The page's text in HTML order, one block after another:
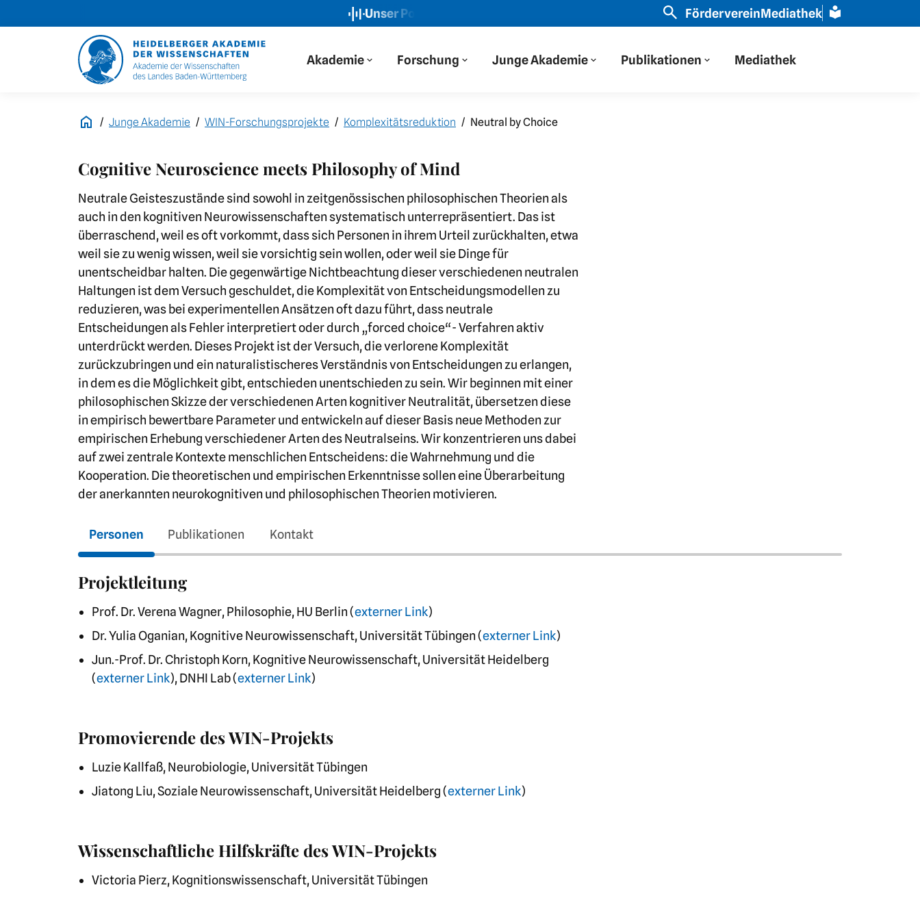
Unser Podcast: Der Blaue Salon Neue Folge: „Wir haben auf Osteuropa durch eine russische Brille
FördervereinMediathek
Akademie Forschung Junge Akademie Publikationen Mediathek
Junge Akademie WIN-Forschungsprojekte Komplexitätsreduktion Neutral by Choice
Cognitive Neuroscience meets Philosophy of Mind
Neutrale Geisteszustände sind sowohl in zeitgenössischen philosophischen Theorien als
auch in den kognitiven Neurowissenschaften systematisch unterrepräsentiert. Das ist
überraschend, weil es oft vorkommt, dass sich Personen in ihrem Urteil zurückhalten, etwa
weil sie zu wenig wissen, weil sie vorsichtig sein wollen, oder weil sie Dinge für
unentscheidbar halten. Die gegenwärtige Nichtbeachtung dieser verschiedenen neutralen
Haltungen ist dem Versuch geschuldet, die Komplexität von Entscheidungsmodellen zu
reduzieren, was bei experimentellen Ansätzen oft dazu führt, dass neutrale
Entscheidungen als Fehler interpretiert oder durch „forced choice“- Verfahren aktiv
unterdrückt werden. Dieses Projekt ist der Versuch, die verlorene Komplexität
zurückzubringen und ein naturalistischeres Verständnis von Entscheidungen zu erlangen,
in dem es die Möglichkeit gibt, entschieden unentschieden zu sein. Wir beginnen mit einer
philosophischen Skizze der verschiedenen Arten kognitiver Neutralität, übersetzen diese
in empirisch bewertbare Parameter und entwickeln auf dieser Basis neue Methoden zur
empirischen Erhebung verschiedener Arten des Neutralseins. Wir konzentrieren uns dabei
auf zwei zentrale Kontexte menschlichen Entscheidens: die Wahrnehmung und die
Kooperation. Die theoretischen und empirischen Erkenntnisse sollen eine Überarbeitung
der anerkannten neurokognitiven und philosophischen Theorien motivieren.
Personen Publikationen Kontakt
Projektleitung
Prof. Dr. Verena Wagner, Philosophie, HU Berlin (externer Link)
Dr. Yulia Oganian, Kognitive Neurowissenschaft, Universität Tübingen (externer Link)
Jun.-Prof. Dr. Christoph Korn, Kognitive Neurowissenschaft, Universität Heidelberg
(externer Link), DNHI Lab (externer Link)
Promovierende des WIN-Projekts
Luzie Kallfaß, Neurobiologie, Universität Tübingen
Jiatong Liu, Soziale Neurowissenschaft, Universität Heidelberg (externer Link)
Wissenschaftliche Hilfskräfte des WIN-Projekts
Victoria Pierz, Kognitionswissenschaft, Universität Tübingen